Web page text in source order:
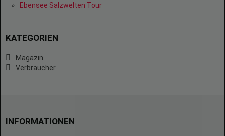
Ebensee Salzwelten Tour
KATEGORIEN
Magazin
Verbraucher
INFORMATIONEN